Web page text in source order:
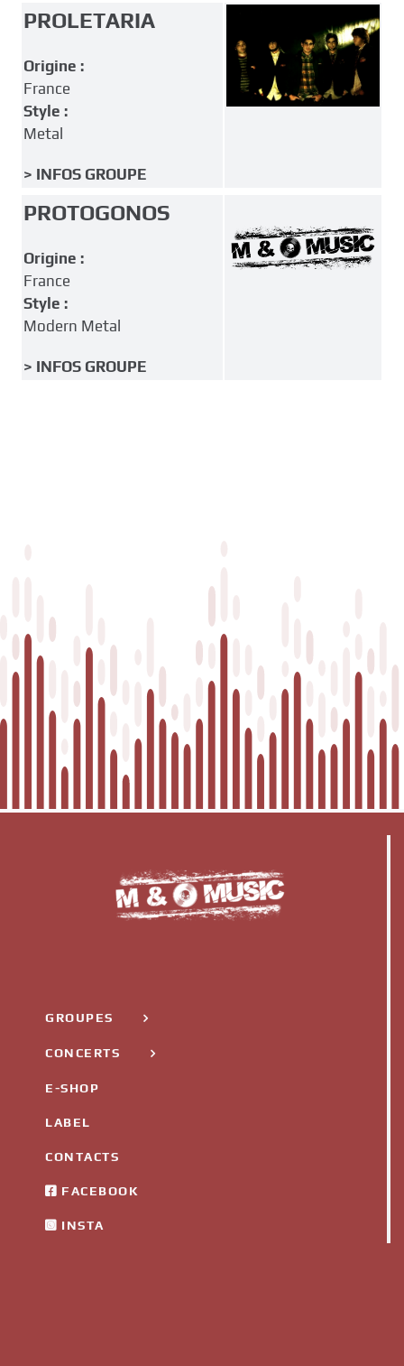
PROLETARIA
Origine :
France
Style :
Metal
> INFOS GROUPE
PROTOGONOS
Origine :
France
Style :
Modern Metal
> INFOS GROUPE
GROUPES
CONCERTS
E-SHOP
LABEL
CONTACTS
FACEBOOK
INSTA